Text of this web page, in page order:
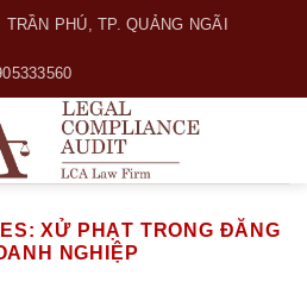
PHÚ, TP. QUẢNG NGÃI
XỬ PHẠT TRONG ĐĂNG
NGHIỆP